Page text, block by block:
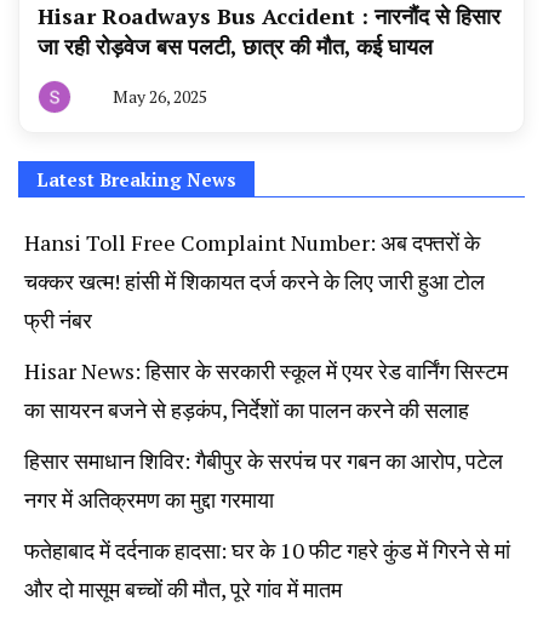
Hisar Roadways Bus Accident : नारनौंद से हिसार
जा रही रोड़वेज बस पलटी, छात्र की मौत, कई घायल
टूडे
May 26, 2025
Latest Breaking News
Hansi Toll Free Complaint Number: अब दफ्तरों के
चक्कर खत्म! हांसी में शिकायत दर्ज करने के लिए जारी हुआ टोल
फ्री नंबर
Hisar News: हिसार के सरकारी स्कूल में एयर रेड वार्निंग सिस्टम
का सायरन बजने से हड़कंप, निर्देशों का पालन करने की सलाह
हिसार समाधान शिविर: गैबीपुर के सरपंच पर गबन का आरोप, पटेल
नगर में अतिक्रमण का मुद्दा गरमाया
फतेहाबाद में दर्दनाक हादसा: घर के 10 फीट गहरे कुंड में गिरने से मां
और दो मासूम बच्चों की मौत, पूरे गांव में मातम